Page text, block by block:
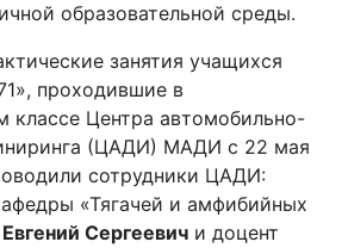
образовательной среды.
занятия учащихся
проходившие в
классе Центра автомобильно-
(ЦАДИ) МАДИ с 22 мая
сотрудники ЦАДИ:
«Тягачей и амфибийных
Сергеевич и доцент